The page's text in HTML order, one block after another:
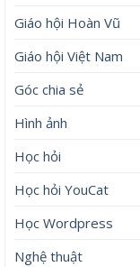
Giáo hội Hoàn Vũ
Giáo hội Việt Nam
Góc chia sẻ
Hình ảnh
Học hỏi
Học hỏi YouCat
Học Wordpress
Nghệ thuật